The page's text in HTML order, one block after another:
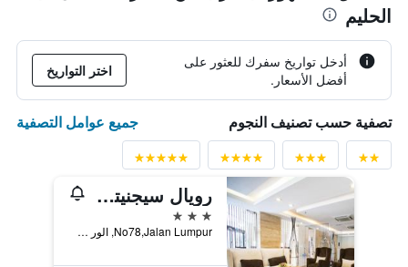
الحليم
أدخل تواريخ سفرك للعثور على
أفضل الأسعار.
اختر التواريخ
تصفية حسب تصنيف النجوم جميع عوامل التصفية
رويال سيجنيتشار هوتل
3 نجوم
No78,Jalan Lumpur, الور سيتار, ماليزيا